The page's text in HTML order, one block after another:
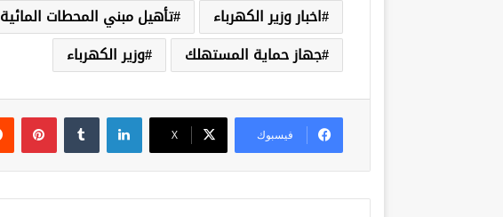
اخبار وزير الكهرباء
تأهيل مبني المحطات المائية
جهاز حماية المستهلك
وزير الكهرباء
فيسبوك ‫X
لينكدإن بينتيريست